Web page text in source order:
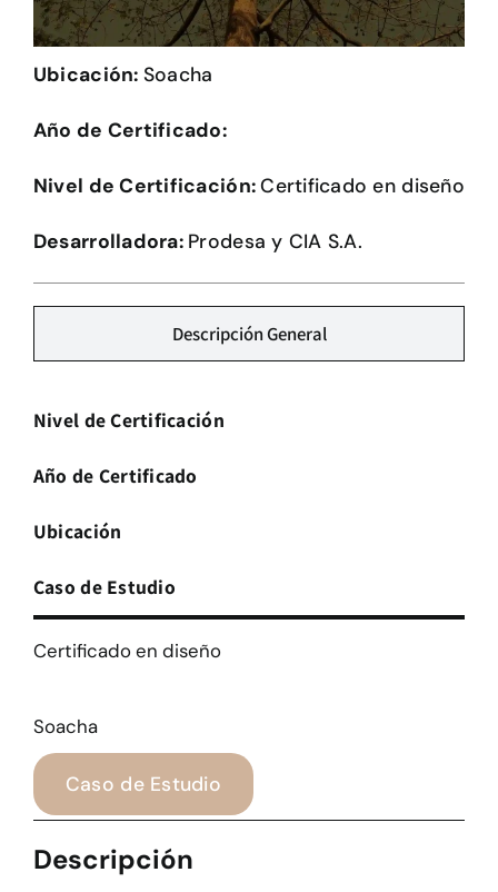
Herramientas
Credenciales
Plataforma CASA
Ubicación: Soacha
Año de Certificado:
Nivel de Certificación:Certificado en diseño
Desarrolladora: Prodesa y CIA S.A.
Descripción General
Nivel de Certificación
Año de Certificado
Ubicación
Caso de Estudio
Certificado en diseño
Soacha
Caso de Estudio
Descripción